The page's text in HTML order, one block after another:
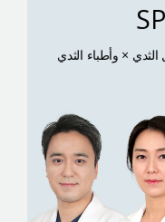
× وأطباء الثدي